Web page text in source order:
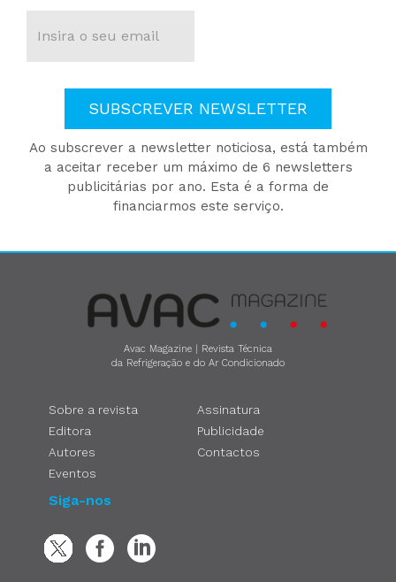
SUBSCREVER NEWSLETTER
Ao subscrever a newsletter noticiosa, está também
a aceitar receber um máximo de 6 newsletters
publicitárias por ano. Esta é a forma de
financiarmos este serviço.
Avac Magazine | Revista Técnica
da Refrigeração e do Ar Condicionado
Sobre a revista
Editora
Autores
Eventos
Assinatura
Publicidade
Contactos
Siga-nos